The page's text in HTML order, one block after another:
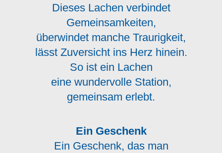
Dieses Lachen verbindet
Gemeinsamkeiten,
überwindet manche Traurigkeit,
lässt Zuversicht ins Herz hinein.
So ist ein Lachen
eine wundervolle Station,
gemeinsam erlebt.
Ein Geschenk
Ein Geschenk, das man